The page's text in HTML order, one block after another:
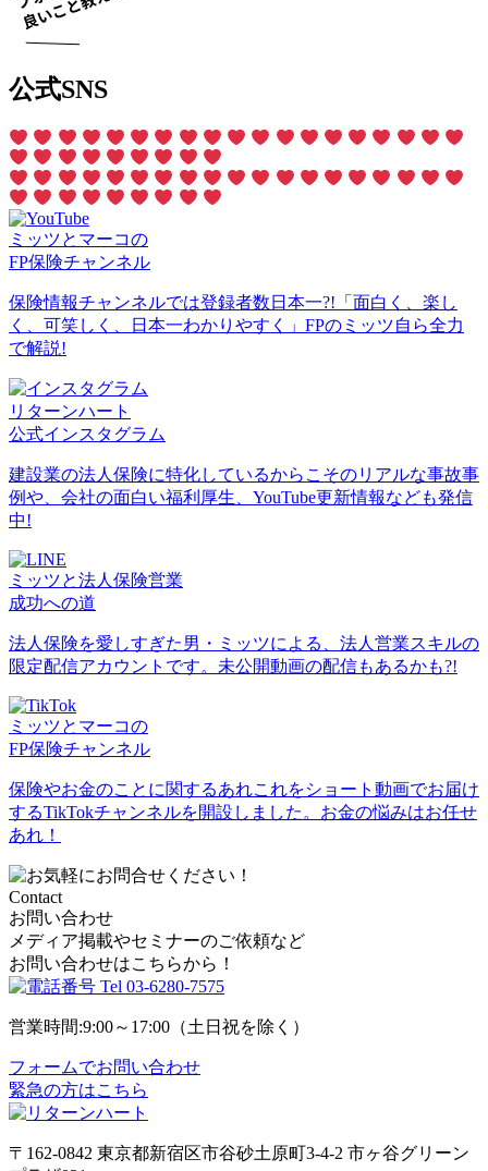
公式SNS
ミッツとマーコの
FP保険チャンネル
保険情報チャンネルでは登録者数日本一?!「面白く、楽し
く、可笑しく、日本一わかりやすく」FPのミッツ自ら全力
で解説!
リターンハート
公式インスタグラム
建設業の法人保険に特化しているからこそのリアルな事故事
例や、会社の面白い福利厚生、YouTube更新情報なども発信
中!
ミッツと法人保険営業
成功への道
法人保険を愛しすぎた男・ミッツによる、法人営業スキルの
限定配信アカウントです。未公開動画の配信もあるかも?!
ミッツとマーコの
FP保険チャンネル
保険やお金のことに関するあれこれをショート動画でお届け
するTikTokチャンネルを開設しました。お金の悩みはお任せ
あれ！
Contact
お問い合わせ
メディア掲載やセミナーのご依頼など
お問い合わせはこちらから！
Tel 03-6280-7575
営業時間:9:00～17:00（土日祝を除く）
フォームでお問い合わせ
緊急の方はこちら
〒162-0842 東京都新宿区市谷砂土原町3-4-2 市ヶ谷グリーン